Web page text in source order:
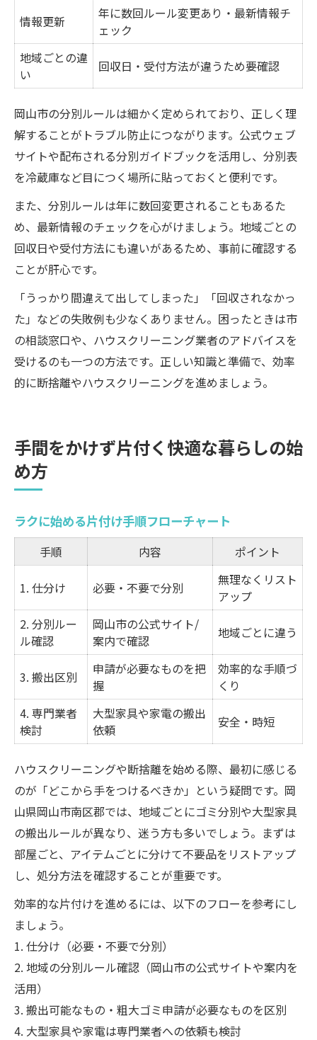
情報更新
年に数回ルール変更あり・最新情報チ
ェック
地域ごとの違
い
回収日・受付方法が違うため要確認
岡山市の分別ルールは細かく定められており、正しく理
解することがトラブル防止につながります。公式ウェブ
サイトや配布される分別ガイドブックを活用し、分別表
を冷蔵庫など目につく場所に貼っておくと便利です。
また、分別ルールは年に数回変更されることもあるた
め、最新情報のチェックを心がけましょう。地域ごとの
回収日や受付方法にも違いがあるため、事前に確認する
ことが肝心です。
「うっかり間違えて出してしまった」「回収されなかっ
た」などの失敗例も少なくありません。困ったときは市
の相談窓口や、ハウスクリーニング業者のアドバイスを
受けるのも一つの方法です。正しい知識と準備で、効率
的に断捨離やハウスクリーニングを進めましょう。
手間をかけず片付く快適な暮らしの始
め方
ラクに始める片付け手順フローチャート
手順 内容 ポイント
1. 仕分け 必要・不要で分別
無理なくリスト
アップ
2. 分別ルー
ル確認
岡山市の公式サイト/
案内で確認
地域ごとに違う
3. 搬出区別
申請が必要なものを把
握
効率的な手順づ
くり
4. 専門業者
検討
大型家具や家電の搬出
依頼
安全・時短
ハウスクリーニングや断捨離を始める際、最初に感じる
のが「どこから手をつけるべきか」という疑問です。岡
山県岡山市南区郡では、地域ごとにゴミ分別や大型家具
の搬出ルールが異なり、迷う方も多いでしょう。まずは
部屋ごと、アイテムごとに分けて不要品をリストアップ
し、処分方法を確認することが重要です。
効率的な片付けを進めるには、以下のフローを参考にし
ましょう。
1. 仕分け（必要・不要で分別）
2. 地域の分別ルール確認（岡山市の公式サイトや案内を
活用）
3. 搬出可能なもの・粗大ゴミ申請が必要なものを区別
4. 大型家具や家電は専門業者への依頼も検討